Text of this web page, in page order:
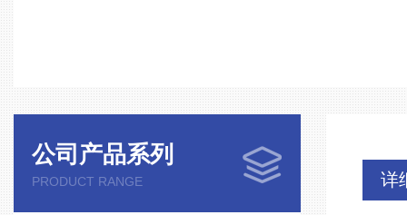
公司产品系列
PRODUCT RANGE 详